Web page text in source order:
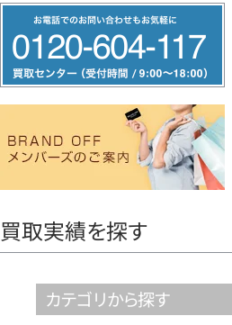
リ
ー
ヤ
買取実績を探す
カテゴリから探す